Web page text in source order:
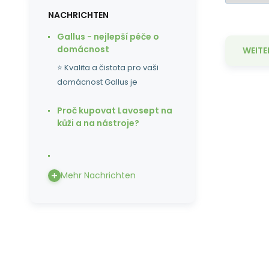
NACHRICHTEN
Gallus - nejlepší péče o
domácnost
⭐ Kvalita a čistota pro vaši
domácnost Gallus je
Proč kupovat Lavosept na
kůži a na nástroje?
Mehr Nachrichten